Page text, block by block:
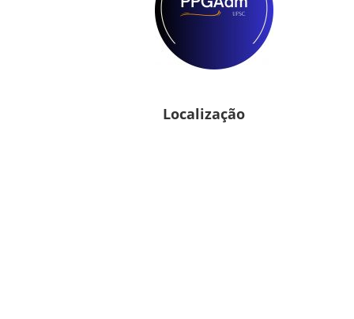
Localização